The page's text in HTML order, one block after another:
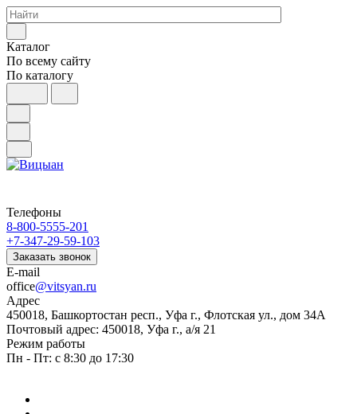
Каталог
По всему сайту
По каталогу
Телефоны
8-800-5555-201
+7-347-29-59-103
Заказать звонок
E-mail
office@vitsyan.ru
Адрес
450018, Башкортостан респ., Уфа г., Флотская ул., дом 34А
Почтовый адрес: 450018, Уфа г., а/я 21
Режим работы
Пн - Пт: с 8:30 до 17:30